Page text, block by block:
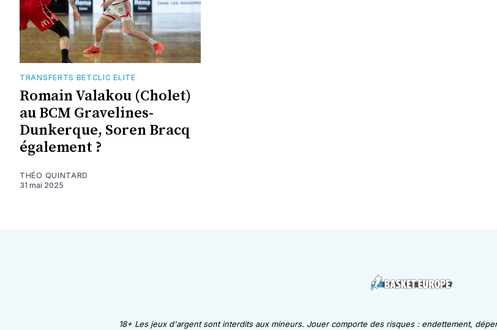
TRANSFERTS BETCLIC ELITE
Romain Valakou (Cholet)
au BCM Gravelines-
Dunkerque, Soren Bracq
également ?
THÉO QUINTARD
31 mai 2025
18+ Les jeux d'argent sont interdits aux mineurs. Jouer comporte des risques : endettement,